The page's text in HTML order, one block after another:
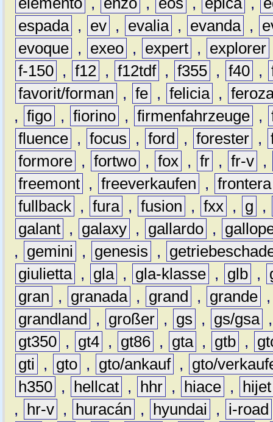
espada , ev , evalia , evanda ,
evoque , exeo , expert , explorer
f-150 , f12 , f12tdf , f355 , f40 ,
favorit/forman
, fe , felicia ,
, figo , fiorino , firmenfahrzeuge ,
fluence , focus , ford , forester ,
formore , fortwo , fox , fr , fr-v ,
freemont , freeverkaufen , frontera
fullback , fura , fusion , fxx , g
,
galant , galaxy , gallardo ,
,
gemini , genesis ,
giulietta , gla , gla-klasse , glb ,
gran
, granada , grand , grande
grandland
, großer , gs , gs/gsa
gt350 , gt4 , gt86 , gta , gtb ,
gti
, gto , gto/ankauf ,
gto/
h350 , hellcat , hhr , hiace ,
hijet
,
hr-v , huracán , hyundai ,
i-road